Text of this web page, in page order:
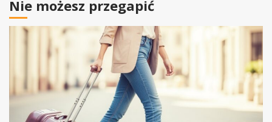
Nie możesz przegapić